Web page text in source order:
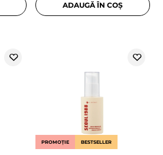
ADAUGĂ ÎN COȘ
PROMOȚIE BESTSELLER